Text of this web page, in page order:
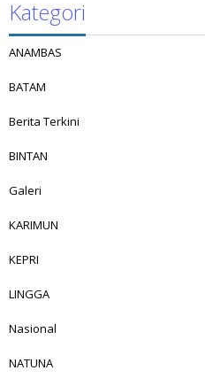
Kategori
ANAMBAS
BATAM
Berita Terkini
BINTAN
Galeri
KARIMUN
KEPRI
LINGGA
Nasional
NATUNA